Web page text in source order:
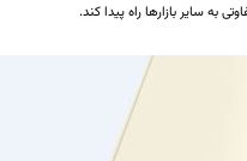
به سایر بازارها راه پیدا کند.